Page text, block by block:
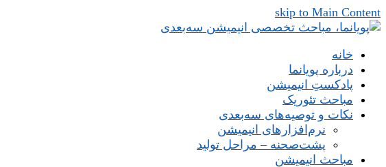
skip to Main Content
خانه
درباره پویانما
پادکستِ انیمیشن
مباحث تئوریک
نکات و توصیه‌های‌ سه‌بعدی
نرم‌افزارهای انیمیشن
پشت‌صحنه – مراحل تولید
مباحث انیمیشن